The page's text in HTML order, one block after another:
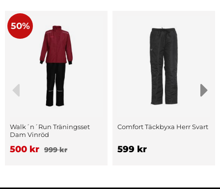
50%
Walk´n´Run Träningsset
Dam Vinröd
500 kr 999 kr
Comfort Täckbyxa Herr Svart
599 kr